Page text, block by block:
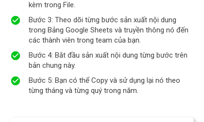
kèm trong File.
Bước 3: Theo dõi từng bước sản xuất nội dung
trong Bảng Google Sheets và truyền thông nó đến
các thành viên trong team của bạn.
Bước 4: Bắt đầu sản xuất nội dung từng bước trên
bản chung này.
Bước 5: Bạn có thể Copy và sử dụng lại nó theo
từng tháng và từng quý trong năm.